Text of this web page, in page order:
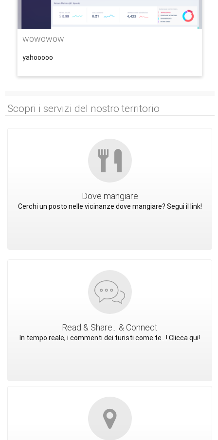
wowowow
yahooooo
Scopri i servizi del nostro territorio
Dove mangiare
Cerchi un posto nelle vicinanze dove mangiare? Segui il link!
Read & Share... & Connect
In tempo reale, i commenti dei turisti come te...! Clicca qui!